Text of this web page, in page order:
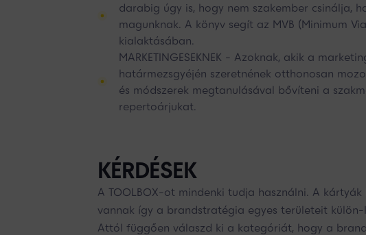
darabig úgy is, hogy nem szakember csinálja,
magunknak. A könyv segít az MVB (Minimum
kialaktásában.
MARKETINGESEKNEK - Azoknak, akik a
határmezsgyéjén szeretnének otthonosan
és módszerek megtanulásával bővíteni a
repertoárjukat.
KÉRDÉSEK
A TOOLBOX-ot mindenki tudja használni. A
vannak így a brandstratégia egyes területeit külön-
Attól függően válaszd ki a kategóriát, hogy a